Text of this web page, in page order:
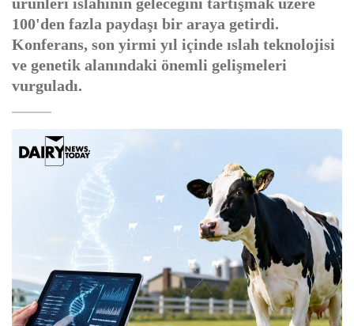
100'den fazla paydaşı bir araya getirdi.
Konferans, son yirmi yıl içinde ıslah teknolojisi
ve genetik alanındaki önemli gelişmeleri
vurguladı.